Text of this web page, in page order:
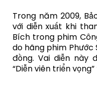
Trong năm 2009,
với diễn xuất khi
Bích trong phim
do hãng phim Phước
đồng. Vai diễn này
“Diễn viên triển